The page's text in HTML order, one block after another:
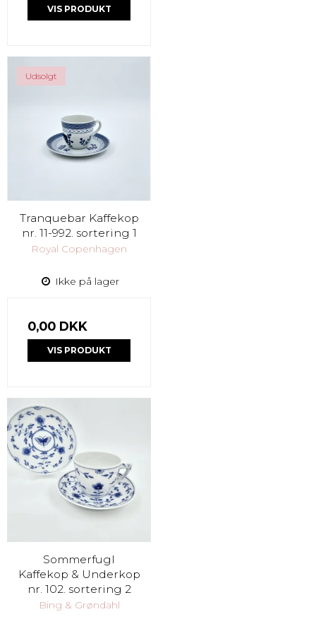
VIS PRODUKT
Udsolgt
Tranquebar Kaffekop
nr. 11-992. sortering 1
Royal Copenhagen
Ikke på lager
0,00 DKK
VIS PRODUKT
Sommerfugl
Kaffekop & Underkop
nr. 102. sortering 2
Bing & Grøndahl